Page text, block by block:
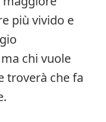
più vivido e
chi vuole
troverà che fa